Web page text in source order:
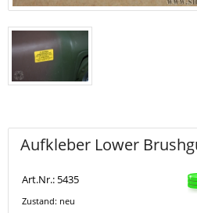
Aufkleber Lower
Art.Nr.: 5435
Zustand: neu